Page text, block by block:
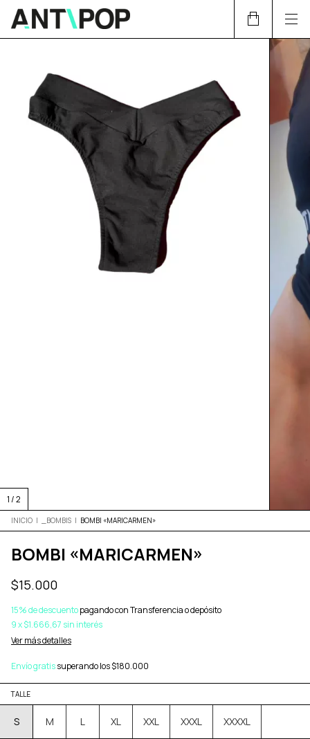
1/2
INICIO | _BOMBIS | BOMBI «MARICARMEN»
BOMBI «MARICARMEN»
$15.000
15% de descuentopagando con Transferencia o depósito
9x$1.666,67 sin interés
Ver más detalles
Envío gratissuperando los$180.000
TALLE
S M L XL XXL XXXL XXXXL